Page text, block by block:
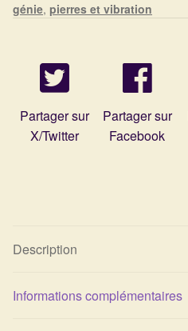
Détails du compte
:
équilibre
du
génie, pierres et vibration
Partager sur
X/Twitter
Partager sur
Facebook
Description
Informations complémentaires